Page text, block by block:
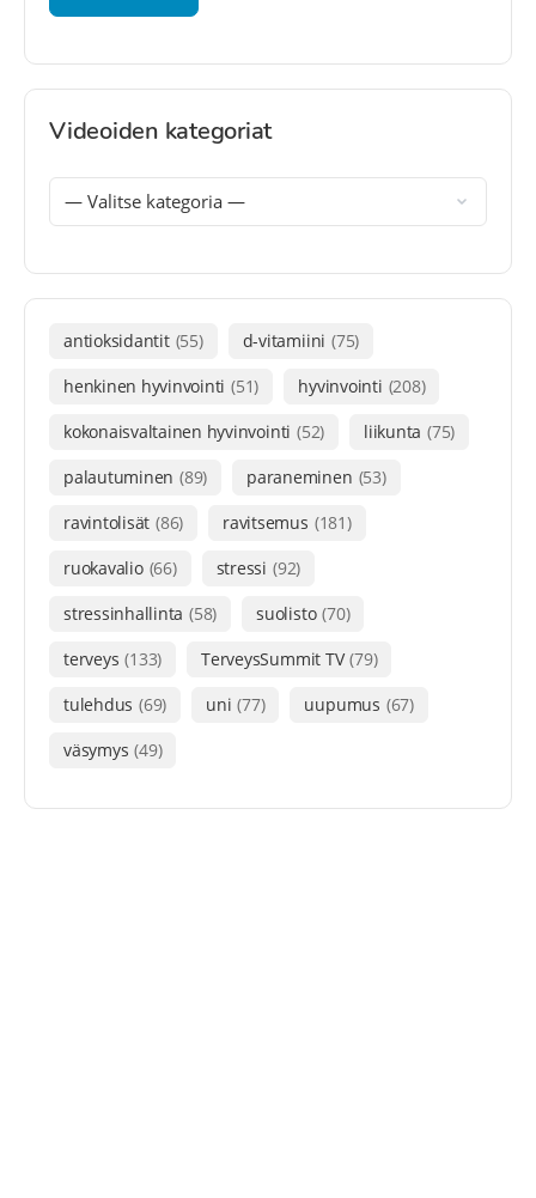
Videoiden kategoriat
antioksidantit (55) d-vitamiini (75)
henkinen hyvinvointi (51) hyvinvointi (208)
kokonaisvaltainen hyvinvointi (52) liikunta (75)
palautuminen (89) paraneminen (53)
ravintolisät (86) ravitsemus (181)
ruokavalio (66) stressi (92)
stressinhallinta (58) suolisto (70)
terveys (133) TerveysSummit TV (79)
tulehdus (69) uni (77) uupumus (67)
väsymys (49)